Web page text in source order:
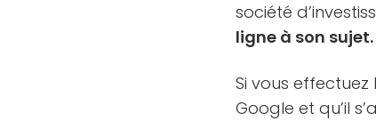
société
ligne à son sujet.
Si vous
Google et qu’il